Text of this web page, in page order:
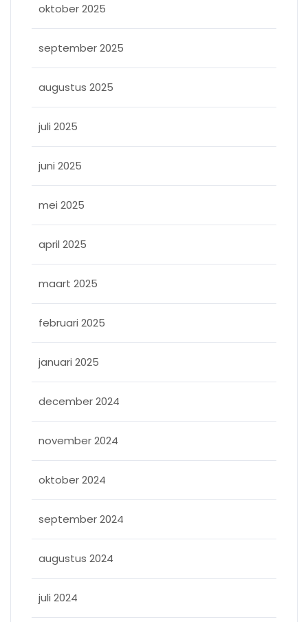
oktober 2025
september 2025
augustus 2025
juli 2025
juni 2025
mei 2025
april 2025
maart 2025
februari 2025
januari 2025
december 2024
november 2024
oktober 2024
september 2024
augustus 2024
juli 2024